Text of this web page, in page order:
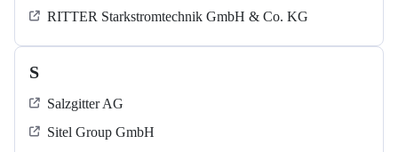
RITTER Starkstromtechnik GmbH & Co. KG
S
Salzgitter AG
Sitel Group GmbH